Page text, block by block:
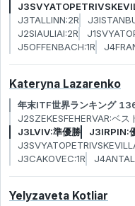
J3TALLINN:2R
J2SIAULIAI:2R
J5OFFENBACH:1R
Kateryna Lazarenko
年末ITF世界ランキング
J2SZEKESFEHERVAR:ベス
J3LVIV:準優勝
J3IRPIN:
J3CAKOVEC:1R
Yelyzaveta Kotliar